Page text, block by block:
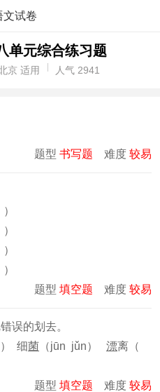
文试卷
单元综合练习题
京 适用 人气 2941
题型 书写题 难度 较易
题型 填空题 难度 较易
误的划去。
细菌 （jūn jǔn） 漂离（
题型 填空题 难度 较易